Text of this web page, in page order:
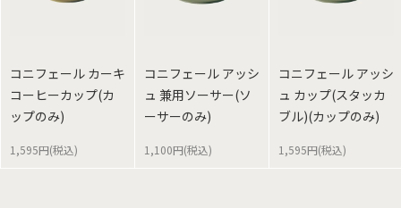
コニフェール カーキ
コーヒーカップ(カ
ップのみ)
1,595円(税込)
コニフェール アッシ
ュ 兼用ソーサー(ソ
ーサーのみ)
1,100円(税込)
コニフェール アッシ
ュ カップ(スタッカ
ブル)(カップのみ)
1,595円(税込)